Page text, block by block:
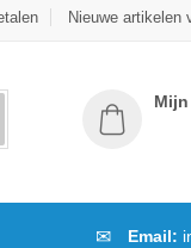
Nieuwe artikelen
Email: